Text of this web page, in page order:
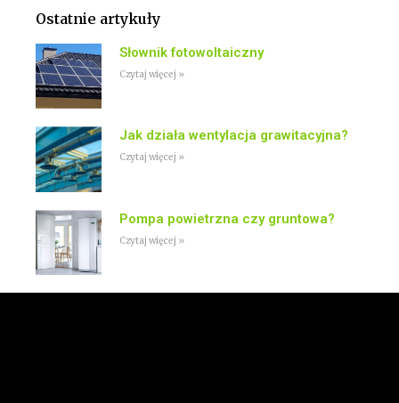
Ostatnie artykuły
Słownik fotowoltaiczny
Czytaj więcej »
Jak działa wentylacja grawitacyjna?
Czytaj więcej »
Pompa powietrzna czy gruntowa?
Czytaj więcej »